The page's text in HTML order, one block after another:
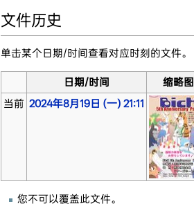
文件历史
单击某个日期/时间查看对应时刻的文件。
日期/时间
缩略图
当前 2024年8月19日 (一) 21:11
您不可以覆盖此文件。